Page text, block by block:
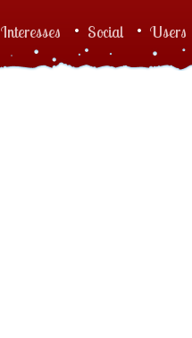
Interesses Social Users